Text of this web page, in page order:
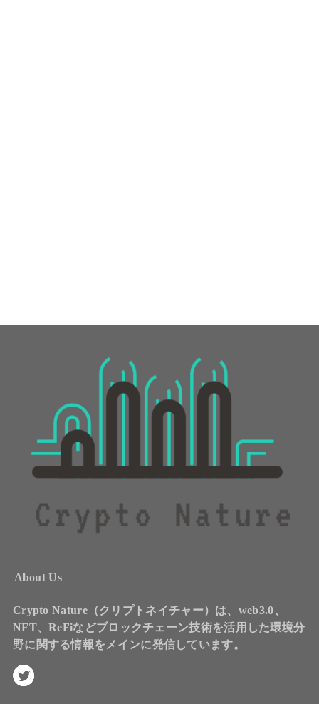
About Us
Crypto Nature（クリプトネイチャー）は、web3.0、
NFT、ReFiなどブロックチェーン技術を活用した環境分
野に関する情報をメインに発信しています。